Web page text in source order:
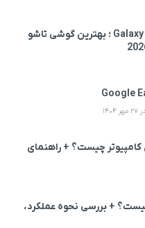
بررسی Galaxy Z Fold8 Ultra ؛ بهترین گوشی تاشو
کامپیوتر چیست؟ + راهنمای
+ بررسی نحوه عملکرد،